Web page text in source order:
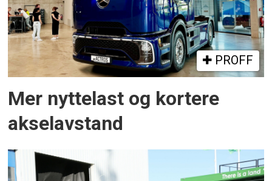
PROFF
Mer nyttelast og kortere
akselavstand